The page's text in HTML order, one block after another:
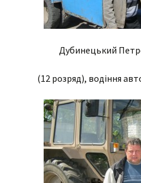
Дубинецький
(12 розряд), водіння